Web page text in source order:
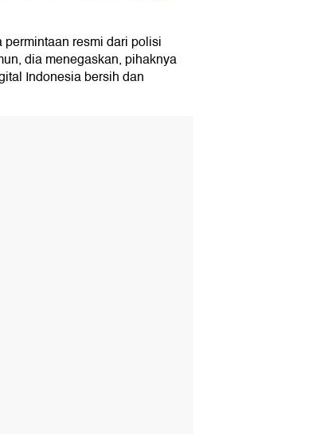
resmi dari polisi
dia menegaskan, pihaknya
Indonesia bersih dan